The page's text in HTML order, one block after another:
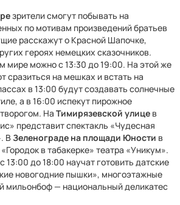
зрители смогут побывать на
по мотивам произведений братьев
расскажут о Красной Шапочке,
героях немецких сказочников.
мире можно с 13:30 до 19:00. На этой же
сразиться на мешках и встать на
в 13:00 будут создавать солнечные
а в 16:00 испекут пирожное
На Тимирязевской улице в
представит спектакль «Чудесная
ВЗеленограде на площади Юности в
в табакерке» театра «Уникум».
13:00 до 18:00 научат готовить датские
новогодние пышки», многоэтажные
мильонбоф — национальный деликатес